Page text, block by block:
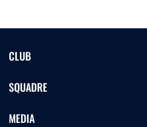
CLUB
SQUADRE
MEDIA